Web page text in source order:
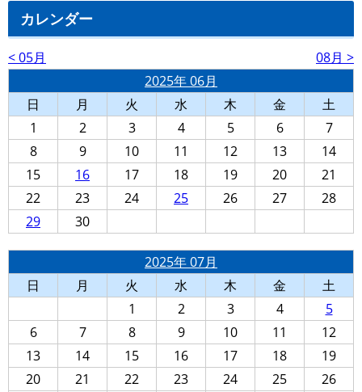
カレンダー
< 05月
08月 >
2025年 06月
日
月 火 水 木 金
土
1
2 3 4 5 6
7
8
9 10 11 12 13
14
15
16 17 18 19 20
21
22
23 24 25 26 27
28
29
30
2025年 07月
日
月 火 水 木 金
土
1
2 3 4
5
6
7 8 9 10 11
12
13
14 15 16 17 18
19
20
21 22 23 24 25
26